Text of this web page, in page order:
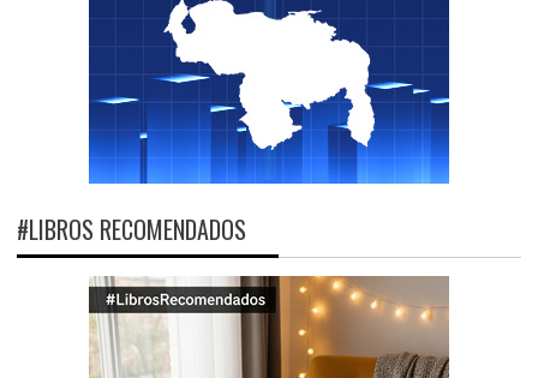
#LIBROS RECOMENDADOS